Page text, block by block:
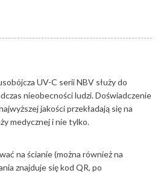
UV-C serii NBV służy do
nieobecności ludzi. Doświadczenie
jakości przekładają się na
medycznej i nie tylko.
na ścianie (można również na
znajduje się kod QR, po